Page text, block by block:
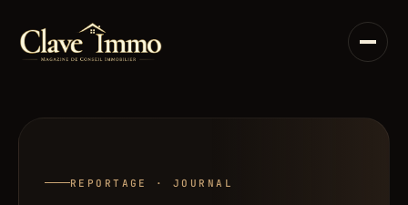
REPORTAGE · JOURNAL